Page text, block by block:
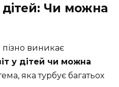
дітей: Чи можна
виникає
у дітей чи можна
яка турбує багатьох